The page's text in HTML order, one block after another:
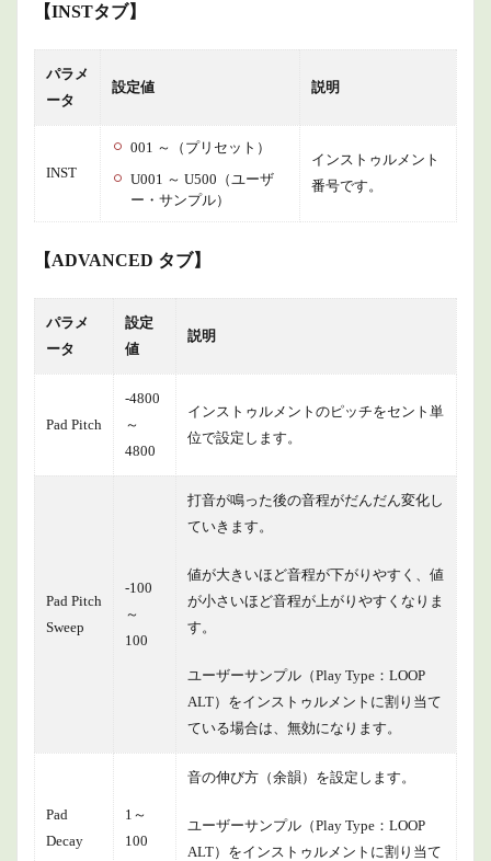
シンバ
関する
その他
シンバ
ル類に
関する
設定
商品
3
まと
め
【INSTタブ】
パラメ
ータ
設定値 説明
INST
001 ～（プリセット）
U001 ～ U500（ユーザ
ー・サンプル）
インストゥルメント
番号です。
【ADVANCED タブ】
パラメ
ータ
設定
値
説明
Pad Pitch
-4800
～
4800
インストゥルメントのピッチをセント単
位で設定します。
Pad Pitch
Sweep
-100
～
100
打音が鳴った後の音程がだんだん変化し
ていきます。
値が大きいほど音程が下がりやすく、値
が小さいほど音程が上がりやすくなりま
す。
ユーザーサンプル（Play Type：LOOP
ALT）をインストゥルメントに割り当て
ている場合は、無効になります。
Pad
Decay
1～
100
音の伸び方（余韻）を設定します。
ユーザーサンプル（Play Type：LOOP
ALT）をインストゥルメントに割り当て